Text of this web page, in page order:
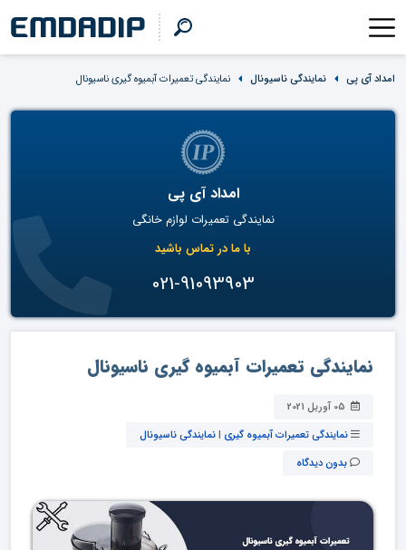
امداد آی پی نمایندگی ناسیونال نمایندگی تعمیرات آبمیوه گیری ناسیونال
امداد آی پی
نمایندگی تعمیرات لوازم خانگی
با ما در تماس باشید
021-91093903
نمایندگی تعمیرات آبمیوه گیری ناسیونال
نمایندگی تعمیرات آبمیوه گیری |نمایندگی ناسیونال
بدون دیدگاه